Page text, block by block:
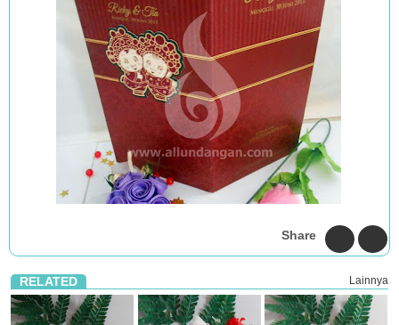
Share
RELATED Lainnya